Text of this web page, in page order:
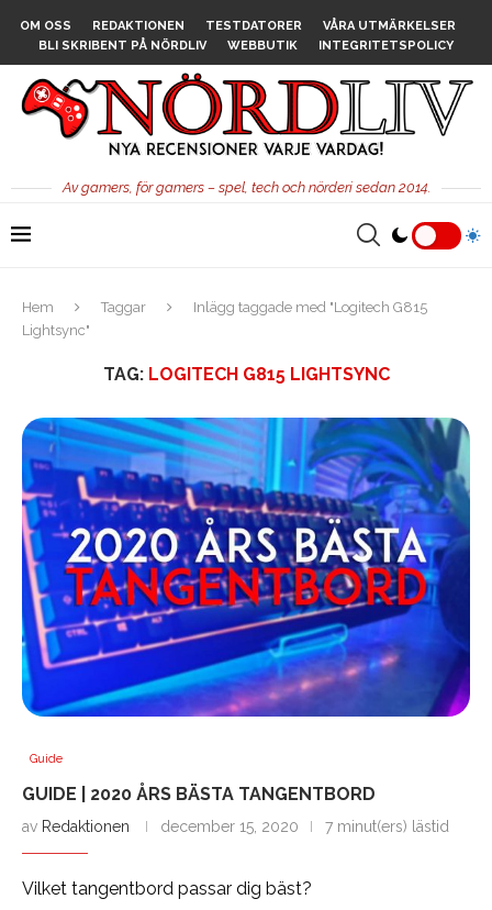
OM OSS REDAKTIONEN TESTDATORER
VÅRA UTMÄRKELSER
BLI SKRIBENT PÅ NÖRDLIV
WEBBUTIK INTEGRITETSPOLICY
Av gamers, för gamers – spel, tech och nörderi sedan 2014.
Hem Taggar
Inlägg taggade med "Logitech G815
Lightsync"
TAG: LOGITECH G815 LIGHTSYNC
Guide
GUIDE | 2020 ÅRS BÄSTA TANGENTBORD
av Redaktionen december 15, 2020 7 minut(ers) lästid
Vilket tangentbord passar dig bäst?